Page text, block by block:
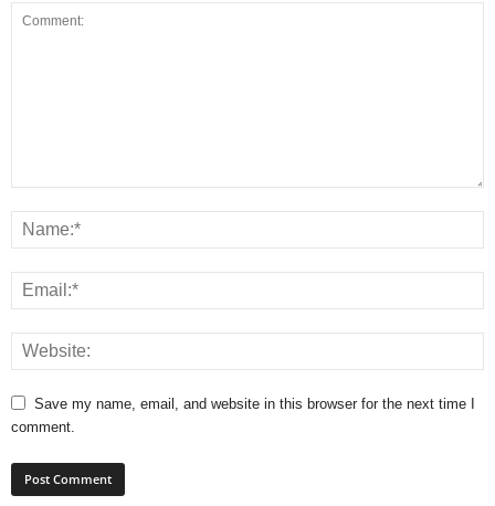
Save my name, email, and website in this browser for the next time I
comment.